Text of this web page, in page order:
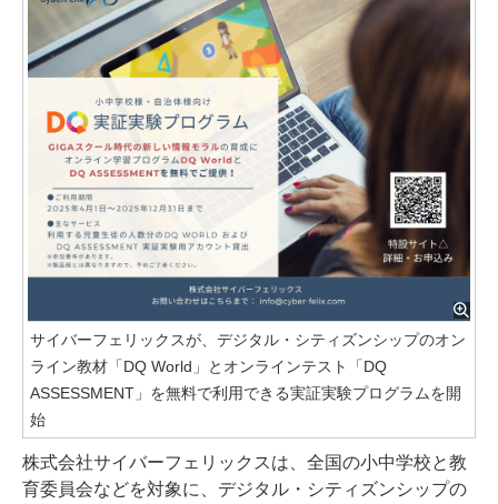
サイバーフェリックスが、デジタル・シティズンシップのオン
ライン教材「DQ World」とオンラインテスト「DQ
ASSESSMENT」を無料で利用できる実証実験プログラムを開
始
株式会社サイバーフェリックスは、全国の小中学校と教
育委員会などを対象に、デジタル・シティズンシップの